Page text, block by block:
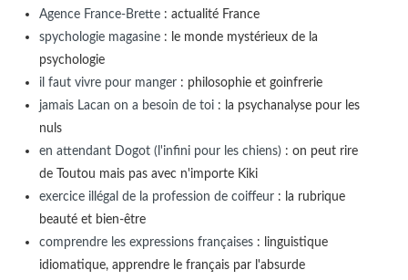
Agence France-Brette: actualité France
spychologie magasine: le monde mystérieux de la
psychologie
il faut vivre pour manger: philosophie et goinfrerie
jamais Lacan on a besoin de toi: la psychanalyse pour les
nuls
en attendant Dogot (l'infini pour les chiens): on peut rire
de Toutou mais pas avec n'importe Kiki
exercice illégal de la profession de coiffeur: la rubrique
beauté et bien-être
comprendre les expressions françaises: linguistique
idiomatique, apprendre le français par l'absurde